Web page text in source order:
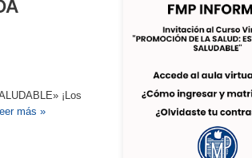
¡Los
más »